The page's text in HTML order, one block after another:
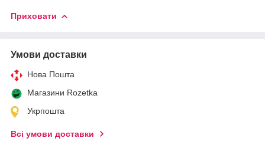
Приховати
Умови доставки
Нова Пошта
Магазини Rozetka
Укрпошта
Всі умови доставки